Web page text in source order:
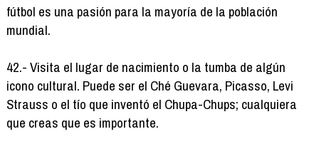
fútbol es una pasión para la mayoría de la población
mundial.
42.- Visita el lugar de nacimiento o la tumba de algún
icono cultural. Puede ser el Ché Guevara, Picasso, Levi
Strauss o el tío que inventó el Chupa-Chups; cualquiera
que creas que es importante.